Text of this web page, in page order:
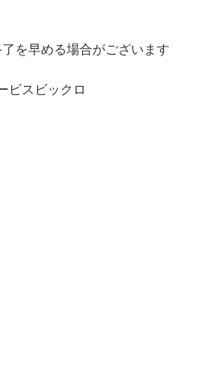
を早める場合がございます
ビスビックロ